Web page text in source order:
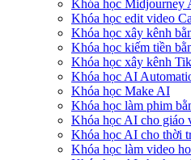
Khóa học Midjourney
Khóa học edit video
Khóa học xây kênh
Khóa học kiếm tiền
Khóa học xây kênh
Khóa học AI
Khóa học Make AI
Khóa học làm phim
Khóa học AI cho giáo
Khóa học AI cho thời
Khóa học làm video